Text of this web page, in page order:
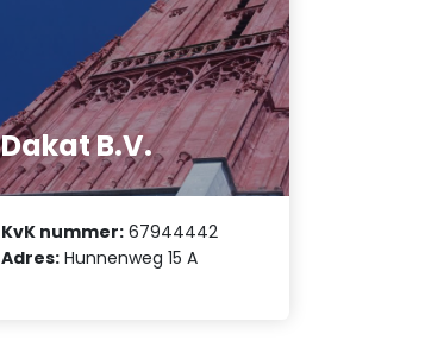
Dakat B.V.
KvK nummer: 67944442
Adres: Hunnenweg 15 A